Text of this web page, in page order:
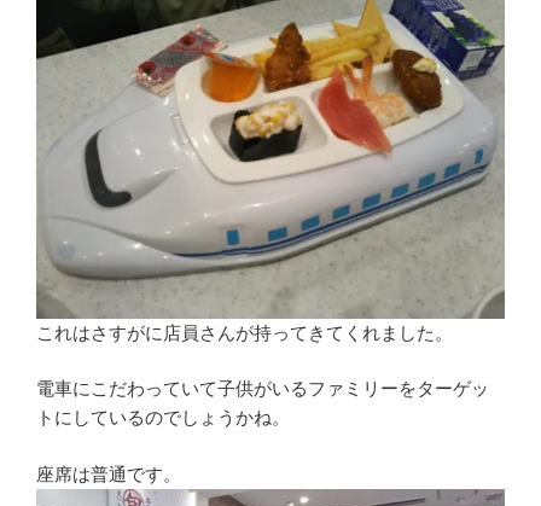
これはさすがに店員さんが持ってきてくれました。
電車にこだわっていて子供がいるファミリーをターゲッ
トにしているのでしょうかね。
座席は普通です。